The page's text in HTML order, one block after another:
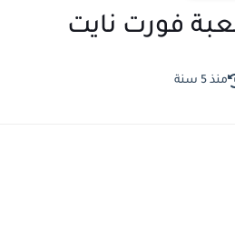
فورت نايت
منذ 5 سنة